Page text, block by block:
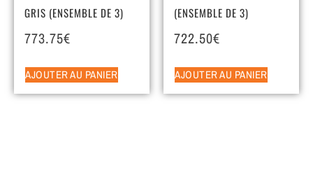
GRIS (ENSEMBLE DE 3)
773.75€
AJOUTER AU PANIER
(ENSEMBLE DE 3)
722.50€
AJOUTER AU PANIER